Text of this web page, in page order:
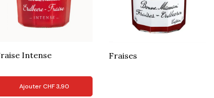
Intense
AjouterCHF3,90
Fraises